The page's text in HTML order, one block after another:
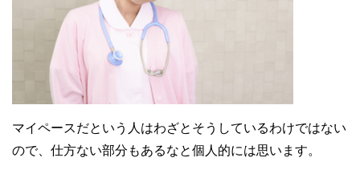
マイペースだという人はわざとそうしているわけではない
ので、仕方ない部分もあるなと個人的には思います。